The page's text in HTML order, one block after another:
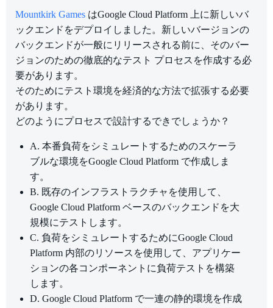
Mountkirk Games はGoogle Cloud Platform 上に新しいバ
ックエンドをデプロイしました。新しいバージョンの
バックエンドが一般にリリースされる前に、そのバー
ジョンのための徹底的なテスト プロセスを作成する必
要があります。
そのためにテスト環境を経済的な方法で拡張する必要
があります。
どのようにプロセスで設計するできでしょうか？
A. 本番負荷をシミュレートするためのスケーラ
ブルな環境をGoogle Cloud Platform で作成しま
す。
B. 既存のインフラストラクチャを使用して、
Google Cloud Platform ベースのバックエンドを大
規模にテストします。
C. 負荷をシミュレートするためにGoogle Cloud
Platform 内部のリソースを使用して、アプリケー
ションの各コンポーネントに負荷テストを構築
します。
D. Google Cloud Platform で一連の静的環境を作成